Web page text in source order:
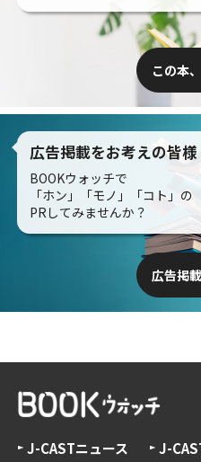
この本
広告掲載をお考えの皆様
BOOKウォッチで
「ホン」「モノ」「コト」の
PRしてみませんか？
広告掲
J-CASTニュース
J-